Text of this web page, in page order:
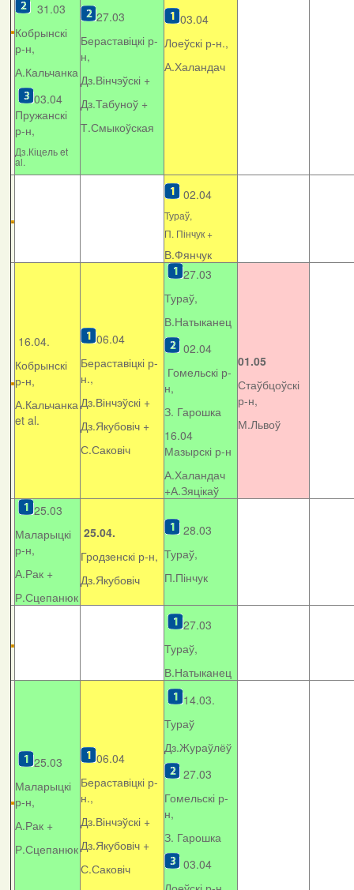
31.03
Кобрынскі
р-н,
А.Кальчанка
03.04
Пружанскі
р-н,
Дз.Кіцель et
al.
27.03
Бераставіцкі р-
н,
Дз.Вінчэўскі +
Дз.Табуноў +
Т.Смыкоўская
03.04
Лоеўскі р-н.,
А.Халандач
02.04
Тураў,
П. Пінчук +
В.Фянчук
16.04.
Кобрынскі
р-н,
А.Кальчанка
et al.
06.04
Бераставіцкі р-
н.,
Дз.Вінчэўскі +
Дз.Якубовіч +
С.Саковіч
27.03
Тураў,
В.Натыканец
02.04
Гомельскі р-
н,
З. Гарошка
16.04
Мазырскі р-н
А.Халандач
+А.Зяцікаў
01.05
Стаўбцоўскі
р-н,
М.Львоў
25.03
Маларыцкі
р-н,
А.Рак +
Р.Сцепанюк
25.04.
Гродзенскі р-н,
Дз.Якубовіч
28.03
Тураў,
П.Пінчук
27.03
Тураў,
В.Натыканец
25.03
Маларыцкі
р-н,
А.Рак +
Р.Сцепанюк
06.04
Бераставіцкі р-
н.,
Дз.Вінчэўскі +
Дз.Якубовіч +
С.Саковіч
14.03.
Тураў
Дз.Жураўлёў
27.03
Гомельскі р-
н,
З. Гарошка
03.04